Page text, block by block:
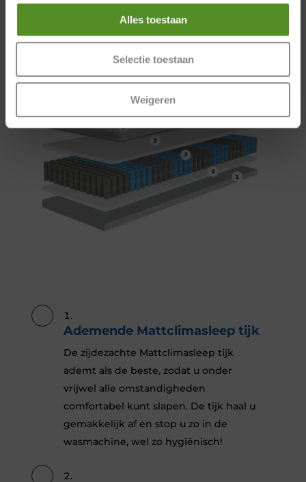
Alles toestaan
Selectie toestaan
Weigeren
Ademende Mattclimasleep tijk
De zijdezachte Mattclimasleep tijk
ademt als de beste, zodat u onder
vrijwel alle omstandigheden
comfortabel kunt slapen. De tijk haal u
gemakkelijk af en stop u zo in de
wasmachine, wel zo hygiënisch!